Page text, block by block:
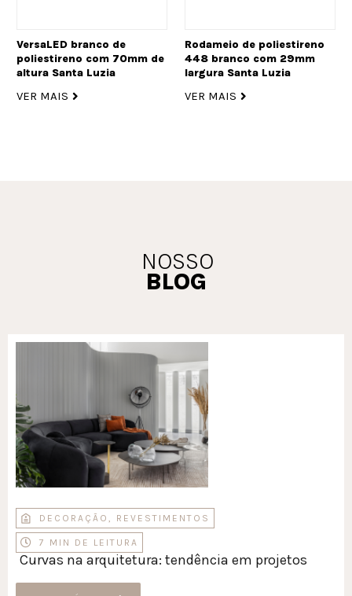
VersaLED branco de
poliestireno com 70mm de
altura Santa Luzia
VER MAIS
Rodameio de poliestireno
448 branco com 29mm
largura Santa Luzia
VER MAIS
NOSSO
BLOG
DECORAÇÃO , REVESTIMENTOS
7 MIN DE LEITURA
Curvas na arquitetura: tendência em projetos